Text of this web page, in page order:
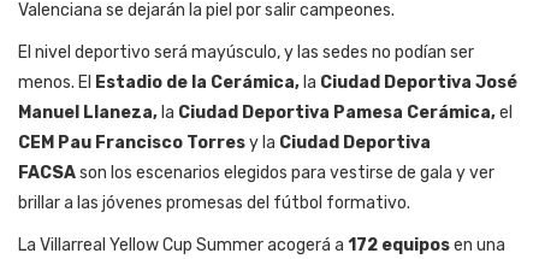
Valenciana se dejarán la piel por salir campeones.
El nivel deportivo será mayúsculo, y las sedes no podían ser
menos. El Estadio de la Cerámica, la Ciudad Deportiva José
Manuel Llaneza, la Ciudad Deportiva Pamesa Cerámica,el
CEM Pau Francisco Torresy la Ciudad Deportiva
FACSAson los escenarios elegidos para vestirse de gala y ver
brillar a las jóvenes promesas del fútbol formativo.
La Villarreal Yellow Cup Summer acogerá a 172 equiposen una